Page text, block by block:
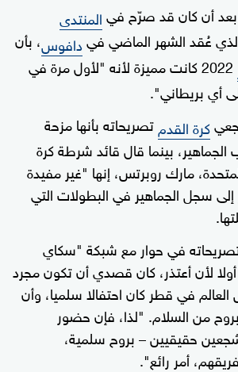
بعد أن كان قد صرّح فيالمنتدى
عُقد الشهر الماضي فيدافوس، بأن
2022 كانت مميزة لأنه "لأول مرة في
أي بريطاني".
كرة القدمتصريحاته بأنها مزحة
بينما قال قائد شرطة كرة
مارك روبرتس، إنها "غير مفيدة
إلى سجل الجماهير في البطولات التي
في حوار مع شبكة "سكاي
لأن أعتذر، كان قصدي أن تكون مجرد
في قطر كان احتفالا سلميا، وأن
من السلام. "لذا، فإن حضور
حقيقيين – بروح سلمية،
أمر رائع".